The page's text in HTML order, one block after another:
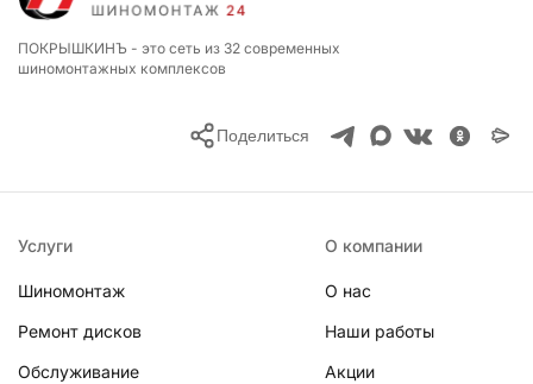
ПОКРЫШКИНЪ - это сеть из 32 современных
шиномонтажных комплексов
Поделиться
Услуги
Шиномонтаж
Ремонт дисков
Обслуживание
О компании
О нас
Наши работы
Акции